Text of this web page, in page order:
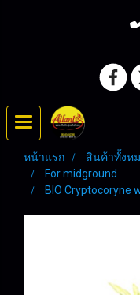
หน้าแรก สินค้าทั้งห
For midground
BIO Cryptocoryne